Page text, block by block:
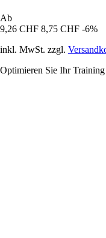
Ab
9,26 CHF 8,75 CHF -6%
inkl. MwSt. zzgl.
Optimieren Sie Ihr